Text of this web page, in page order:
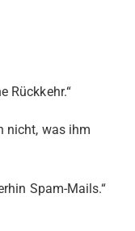
Rückkehr.“
nicht, was ihm
Spam-Mails.“